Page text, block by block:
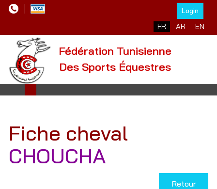
Login
Sélectionnez votre
FR AR EN
Fédération Tunisienne
Des Sports Équestres
Fiche cheval
CHOUCHA
Retour